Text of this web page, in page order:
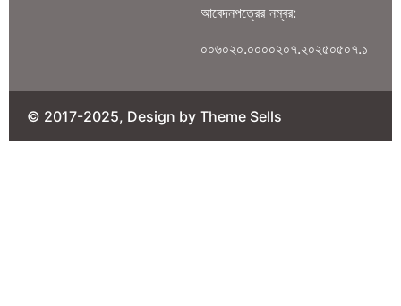
আবেদনপত্রের নম্বর:
০০৬০২০.০০০০২০৭.২০২৫০৫০৭.১
© 2017-2025, Design by Theme Sells